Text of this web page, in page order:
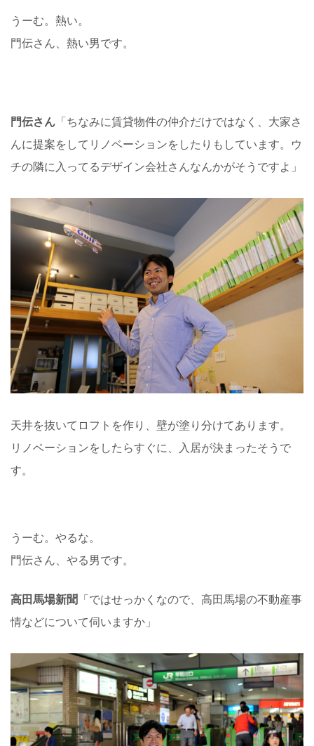
うーむ。熱い。
門伝さん、熱い男です。
門伝さん 「ちなみに賃貸物件の仲介だけではなく、大家さ
んに提案をしてリノベーションをしたりもしています。ウ
チの隣に入ってるデザイン会社さんなんかがそうですよ」
天井を抜いてロフトを作り、壁が塗り分けてあります。
リノベーションをしたらすぐに、入居が決まったそうで
す。
うーむ。やるな。
門伝さん、やる男です。
高田馬場新聞 「ではせっかくなので、高田馬場の不動産事
情などについて伺いますか」